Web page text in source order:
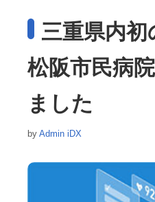
三重県内初
松阪市民病
ました
by Admin iDX